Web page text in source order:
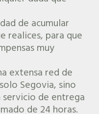
de acumular
realices, para que
muy
extensa red de
Segovia, sino
servicio de entrega
de 24 horas.